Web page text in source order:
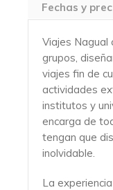
Fechas y
Viajes Nagual
grupos,
viajes fin de
actividades
institutos y
encarga de
tengan que
inolvidable.
La